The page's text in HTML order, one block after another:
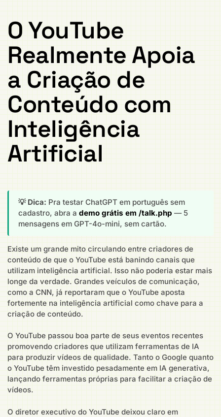
O YouTube
Realmente Apoia
a Criação de
Conteúdo com
Inteligência
Artificial
💡 Dica: Pra testar ChatGPT em português sem
cadastro, abra ademo grátis em /talk.php — 5
mensagens em GPT-4o-mini, sem cartão.
Existe um grande mito circulando entre criadores de
conteúdo de que o YouTube está banindo canais que
utilizam inteligência artificial. Isso não poderia estar mais
longe da verdade. Grandes veículos de comunicação,
como a CNN, já reportaram que o YouTube aposta
fortemente na inteligência artificial como chave para a
criação de conteúdo.
O YouTube passou boa parte de seus eventos recentes
promovendo criadores que utilizam ferramentas de IA
para produzir vídeos de qualidade. Tanto o Google quanto
o YouTube têm investido pesadamente em IA generativa,
lançando ferramentas próprias para facilitar a criação de
vídeos.
O diretor executivo do YouTube deixou claro em